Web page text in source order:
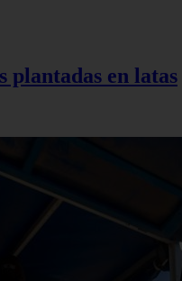
plantadas en latas